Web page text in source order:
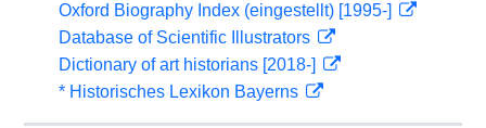
Oxford Biography Index (eingestellt) [1995-]
Database of Scientific Illustrators
Dictionary of art historians [2018-]
* Historisches Lexikon Bayerns